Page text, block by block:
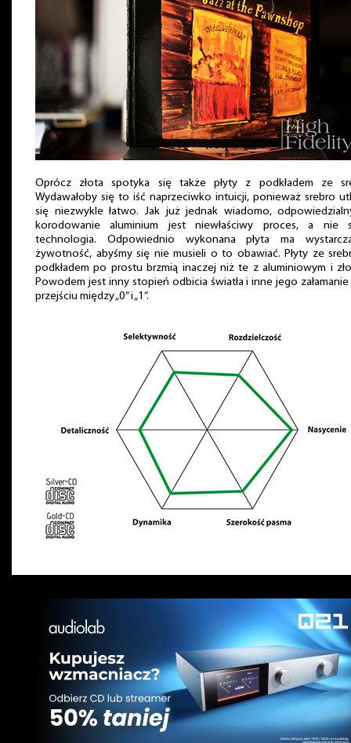
Oprócz złota spotyka się także płyty z podkładem ze
Wydawałoby się to iść naprzeciwko intuicji, ponieważ srebro
się niezwykle łatwo. Jak już jednak wiadomo,
korodowanie aluminium jest niewłaściwy proces, a nie
technologia. Odpowiednio wykonana płyta ma
żywotność, abyśmy się nie musieli o to obawiać. Płyty ze
podkładem po prostu brzmią inaczej niż te z aluminiowym i
Powodem jest inny stopień odbicia światła i inne jego załamanie
przejściu między „0” i „1”.